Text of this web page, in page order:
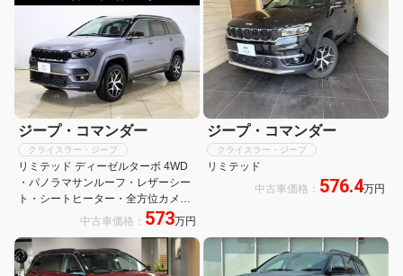
ジープ・コマンダー
クライスラー・ジープ
リミテッド ディーゼルターボ 4WD
・パノラマサンルーフ・レザーシー
ト・シートヒーター・全方位カメ
ラ・LEDヘッドライト・オートテー
中古車価格： 573万円
ジープ・コマンダー
クライスラー・ジープ
リミテッド
中古車価格： 576.4万円